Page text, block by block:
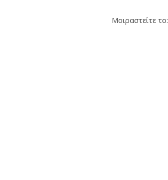
Μοιραστείτε το: